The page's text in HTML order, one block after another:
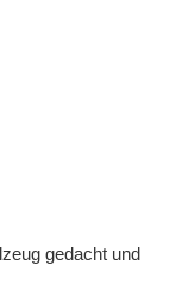
gedacht und